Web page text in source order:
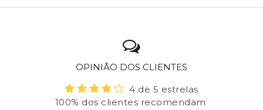
OPINIÃO DOS CLIENTES
4 de 5 estrelas
100% dos clientes recomendam